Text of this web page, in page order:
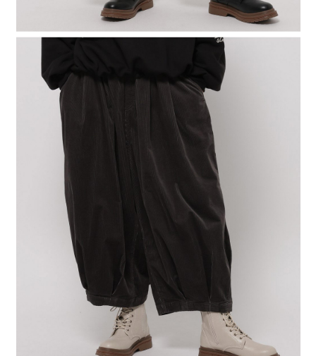
１．透過由恩沛科技股份有限公司提供之「AFTEE先享後付」服務完成之交
易，需依本服務之必要範圍內提供個人資料，並將交易相關給付款項請求債
權轉讓予恩沛科技股份有限公司。
https://aftee.tw/terms/#terms3
３．未成年的使用者請事先徵得法定代理人或監護人之同意方可使用
「AFTEE先享後付」，若未經同意申辦者引起之損失，本公司不負相關責
４．使用「AFTEE先享後付」時，將依據個別帳號之用戶狀況，依本公司即
時審查核予不同之上限額度；若仍有額度不足之情形，本公司將視審查結果
請求用戶進行身份認證。
５．嚴禁一人註冊多個帳號或使用他人資訊註冊。若發現惡意使用之情形，
恩沛科技股份有限公司將有權停止該用戶之使用額度並採取法律行動。